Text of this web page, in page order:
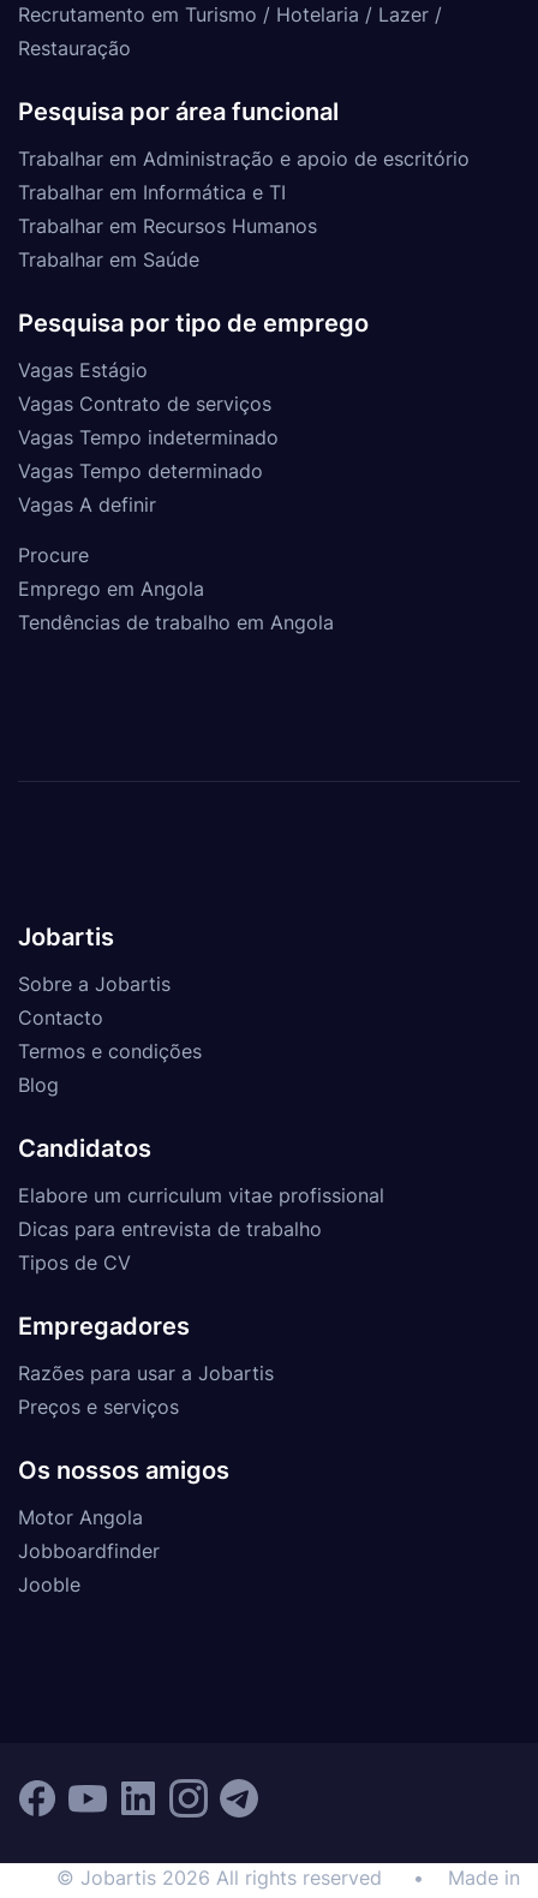
Recrutamento em Turismo / Hotelaria / Lazer /
Restauração
Pesquisa por área funcional
Trabalhar em Administração e apoio de escritório
Trabalhar em Informática e TI
Trabalhar em Recursos Humanos
Trabalhar em Saúde
Pesquisa por tipo de emprego
Vagas Estágio
Vagas Contrato de serviços
Vagas Tempo indeterminado
Vagas Tempo determinado
Vagas A definir
Procure
Emprego em Angola
Tendências de trabalho em Angola
Jobartis
Sobre a Jobartis
Contacto
Termos e condições
Blog
Candidatos
Elabore um curriculum vitae profissional
Dicas para entrevista de trabalho
Tipos de CV
Empregadores
Razões para usar a Jobartis
Preços e serviços
Os nossos amigos
Motor Angola
Jobboardfinder
Jooble
© Jobartis 2026 All rights reserved • Made in